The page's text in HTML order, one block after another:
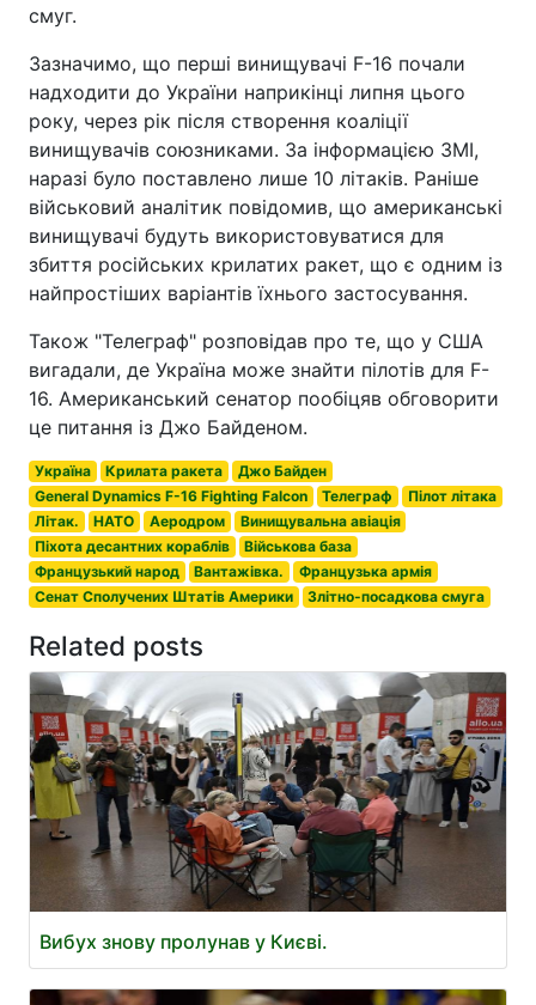
смуг.
Зазначимо, що перші винищувачі F-16 почали
надходити до України наприкінці липня цього
року, через рік після створення коаліції
винищувачів союзниками. За інформацією ЗМІ,
наразі було поставлено лише 10 літаків. Раніше
військовий аналітик повідомив, що американські
винищувачі будуть використовуватися для
збиття російських крилатих ракет, що є одним із
найпростіших варіантів їхнього застосування.
Також "Телеграф" розповідав про те, що у США
вигадали, де Україна може знайти пілотів для F-
16. Американський сенатор пообіцяв обговорити
це питання із Джо Байденом.
Україна Крилата ракета
Джо Байден
General Dynamics F-16 Fighting Falcon
Телеграф
Пілот літака
Літак.
НАТО Аеродром
Винищувальна авіація
Піхота десантних кораблів
Військова база
Французький народ
Вантажівка.
Французька армія
Сенат Сполучених Штатів Америки
Злітно-посадкова смуга
Related posts
Вибух знову пролунав у Києві.